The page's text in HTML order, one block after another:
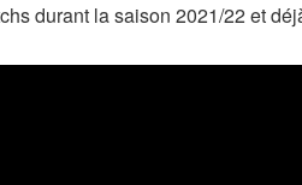
durant la saison 2021/22 et